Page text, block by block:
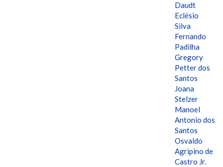
Daudt
Eclésio
Silva
Fernando
Padilha
Gregory
Petter dos
Santos
Joana
Stelzer
Manoel
Antonio dos
Santos
Osvaldo
Agripino de
Castro Jr.